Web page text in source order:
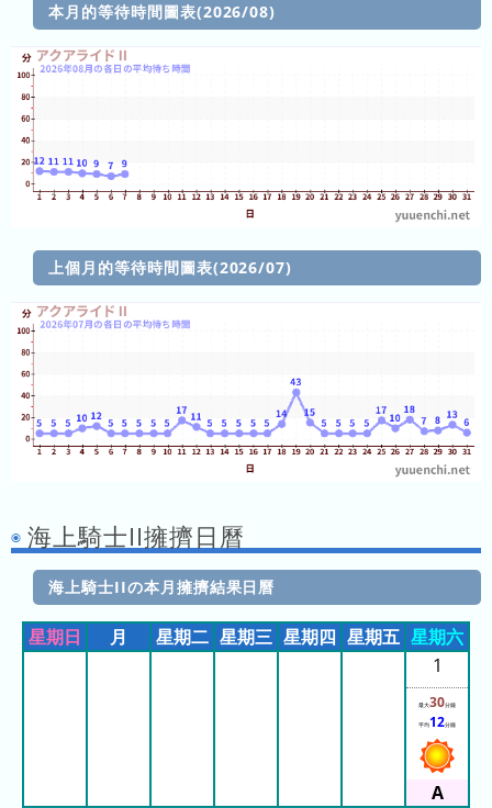
等
待
時
表
列
表
等
鏈
接
Puro
Dome
City
Land
Yokohama
Hakkeijima
Sea
Paradise
本月的等待時間圖表(2026/08)
上個月的等待時間圖表(2026/07)
海上騎士II擁擠日曆
海上騎士IIの本月擁擠結果日曆
星期日 月 星期二 星期三 星期四 星期五 星期六
1
最大30分鐘
平均12分鐘